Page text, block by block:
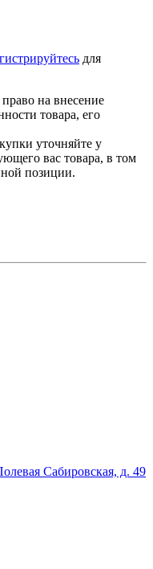
для
на внесение
товара, его
уточняйте у
вас товара, в том
позиции.
Сабировская, д. 49